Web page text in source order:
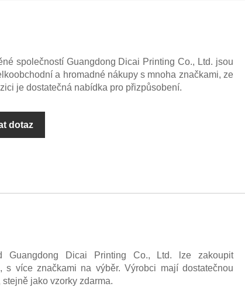
společností Guangdong Dicai Printing Co., Ltd. jsou
a hromadné nákupy s mnoha značkami, ze
je dostatečná nabídka pro přizpůsobení.
dotaz
Dicai Printing Co., Ltd. lze zakoupit
s více značkami na výběr. Výrobci mají dostatečnou
jako vzorky zdarma.